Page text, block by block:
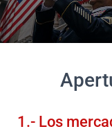
1.- Los